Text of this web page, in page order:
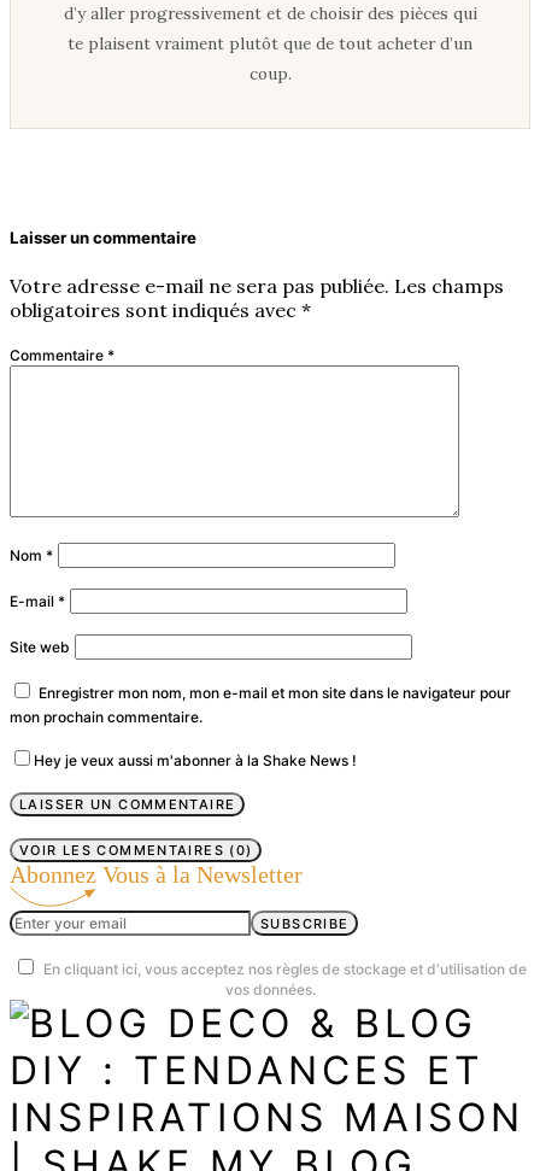
d’y aller progressivement et de choisir des pièces qui
te plaisent vraiment plutôt que de tout acheter d’un
coup.
Laisser un commentaire
Votre adresse e-mail ne sera pas publiée. Les champs
obligatoires sont indiqués avec *
Commentaire *
Nom *
E-mail *
Site web
Enregistrer mon nom, mon e-mail et mon site dans le navigateur pour
mon prochain commentaire.
Hey je veux aussi m'abonner à la Shake News !
VOIR LES COMMENTAIRES (0)
Abonnez Vous à la Newsletter
SUBSCRIBE
En cliquant ici, vous acceptez nos règles de stockage et d'utilisation de
vos données.